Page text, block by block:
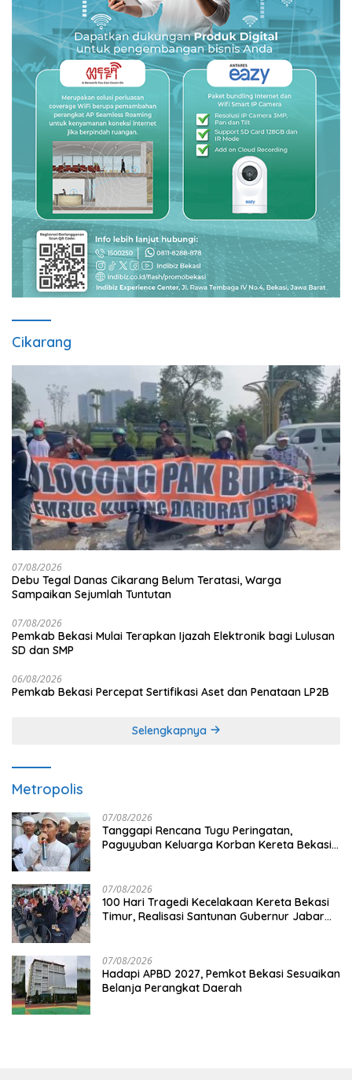
Cikarang
07/08/2026
Debu Tegal Danas Cikarang Belum Teratasi, Warga
Sampaikan Sejumlah Tuntutan
07/08/2026
Pemkab Bekasi Mulai Terapkan Ijazah Elektronik bagi Lulusan
SD dan SMP
06/08/2026
Pemkab Bekasi Percepat Sertifikasi Aset dan Penataan LP2B
Selengkapnya
Metropolis
07/08/2026
Tanggapi Rencana Tugu Peringatan,
Paguyuban Keluarga Korban Kereta Bekasi
07/08/2026
100 Hari Tragedi Kecelakaan Kereta Bekasi
Timur, Realisasi Santunan Gubernur Jabar
07/08/2026
Hadapi APBD 2027, Pemkot Bekasi Sesuaikan
Belanja Perangkat Daerah